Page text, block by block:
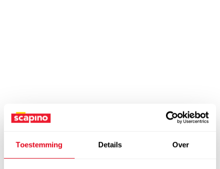
Toestemming Details Over